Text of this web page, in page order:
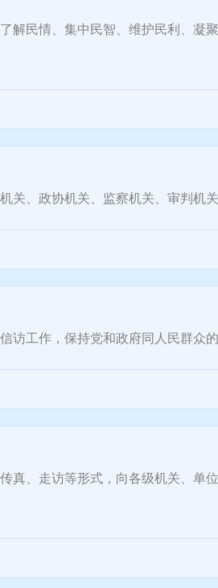
民情、集中民智、维护民利、凝
、政协机关、监察机关、审判机关
工作，保持党和政府同人民群众的
、走访等形式，向各级机关、单